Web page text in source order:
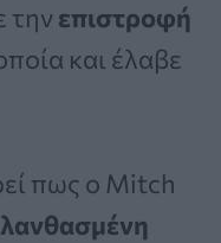
την επιστροφή
και έλαβε
πως ο Mitch
λανθασμένη